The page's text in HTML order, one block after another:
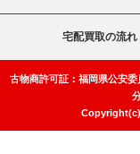
宅配買取の流れ
古物商許可証：福岡県公安